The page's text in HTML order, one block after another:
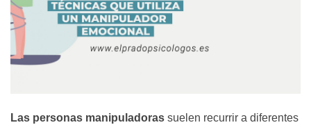
Las personas manipuladoras suelen recurrir a diferentes